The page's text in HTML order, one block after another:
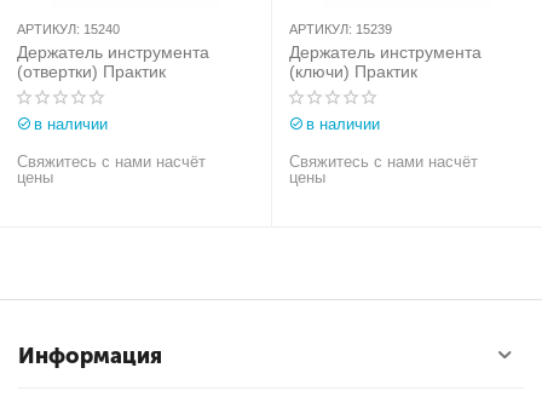
АРТИКУЛ: 15240
Держатель инструмента
(отвертки) Практик
в наличии
Свяжитесь с нами насчёт
цены
АРТИКУЛ: 15239
Держатель инструмента
(ключи) Практик
в наличии
Свяжитесь с нами насчёт
цены
Информация